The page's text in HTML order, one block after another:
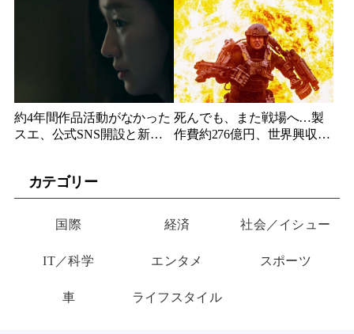
続出、人気コメディアンが
た…収益9対1、10年間の奴
隷契約で人生が一変
約4年間作品活動がなかった
スエ、公式SNS開設と新ビ
死んでも、また戦場へ…製
作費約276億円、世界興収
カテゴリー
国際 経済 社会／イシュー
IT／科学 エンタメ スポーツ
車 ライフスタイル